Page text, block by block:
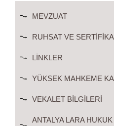
MEVZUAT
RUHSAT VE
LINKLER
YÜKSEK MAHKEME
VEKALET BILGILERI
ANTALYA LARA HUKUK